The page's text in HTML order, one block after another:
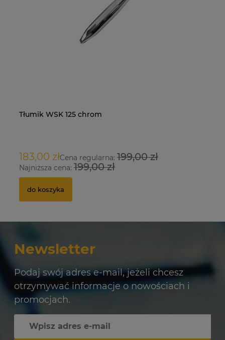
Tłumik WSK 125 chrom
183,00 złCena regularna: 199,00 zł
Najniższa cena: 199,00 zł
do koszyka
Newsletter
Podaj swój adres e-mail, jeżeli chcesz
otrzymywać informacje o nowościach i
promocjach.